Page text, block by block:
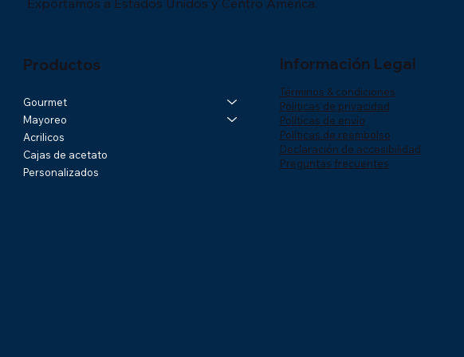
Productos
Gourmet
Mayoreo
Acrilicos
Cajas de acetato
Personalizados
Información Legal
Términos & condiciones
Póliticas de privacidad
Políticas de envío
Políticas de reembolso
Declaración de accesibilidad
Preguntas frecuentes